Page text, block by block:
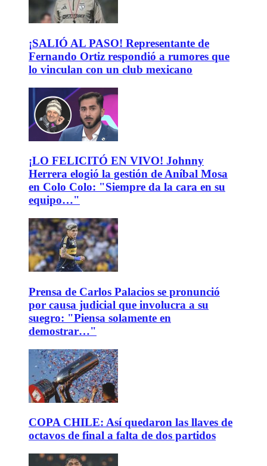
¡SALIÓ AL PASO! Representante de
Fernando Ortiz respondió a rumores que
lo vinculan con un club mexicano
¡LO FELICITÓ EN VIVO! Johnny
Herrera elogió la gestión de Aníbal Mosa
en Colo Colo: "Siempre da la cara en su
equipo…"
Prensa de Carlos Palacios se pronunció
por causa judicial que involucra a su
suegro: "Piensa solamente en
demostrar…"
COPA CHILE: Así quedaron las llaves de
octavos de final a falta de dos partidos